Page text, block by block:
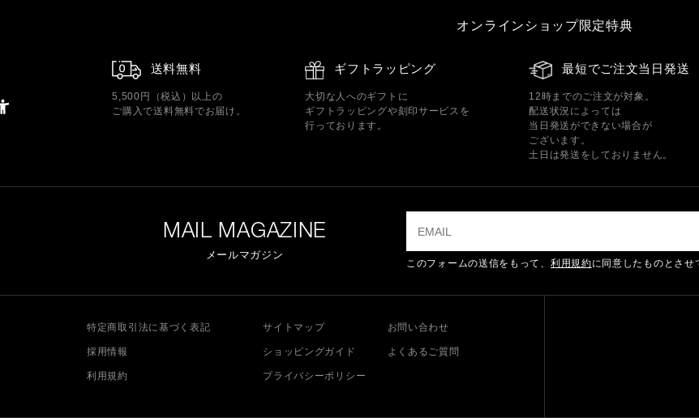
オンラインショップ限定特典
送料無料
5,500円（税込）以上の
ご購入で送料無料でお届け。
ギフトラッピング
大切な人へのギフトに
ギフトラッピングや刻印サービスを
行っております。
最短でご注文当日発送
12時までのご注文が対象。
配送状況によっては
当日発送ができない場合が
ございます。
土日は発送をしておりません。
MAIL MAGAZINE
メールマガジン
このフォームの送信をもって、 利用規約に同意したものとさせ
特定商取引法に基づく表記 サイトマップ お問い合わせ
採用情報 ショッピングガイド よくあるご質問
利用規約 プライバシーポリシー